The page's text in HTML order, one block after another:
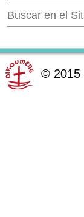
© 2015